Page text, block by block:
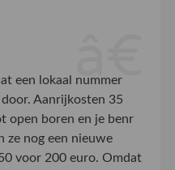
een lokaal nummer
Aanrijkosten 35
open boren en je benr
ze nog een nieuwe
voor 200 euro. Omdat